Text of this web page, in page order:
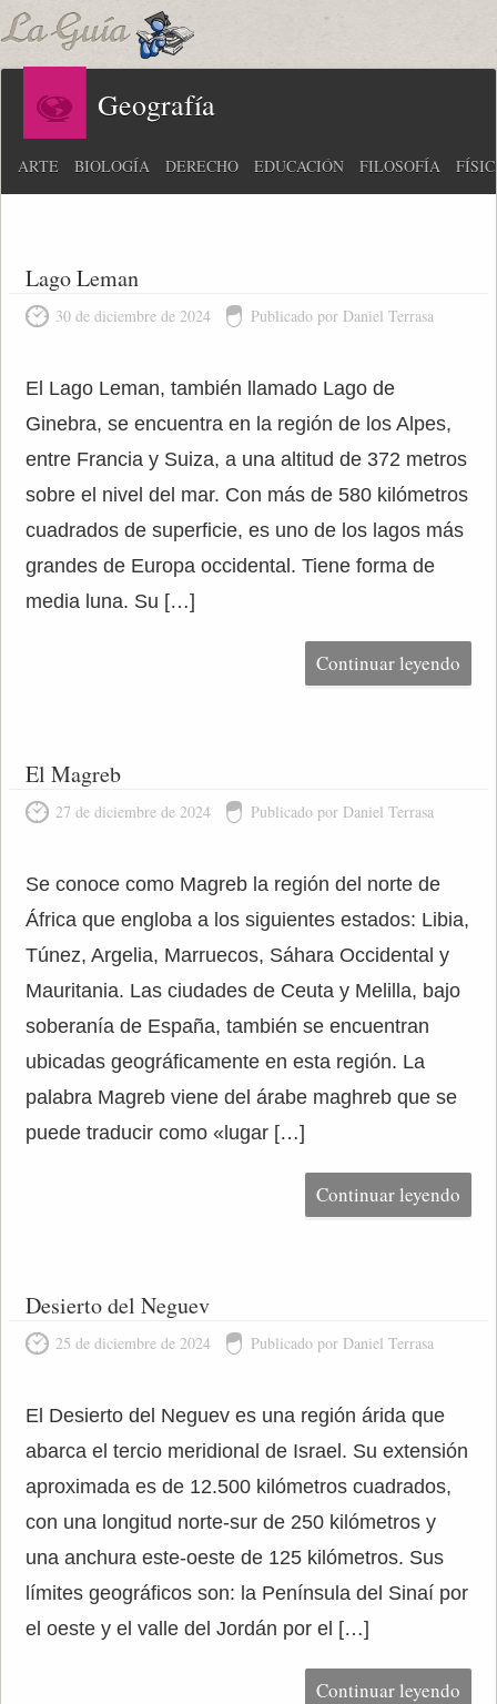
Geografía
ARTE BIOLOGÍA DERECHO EDUCACIÓN FILOSOFÍA
Lago Leman
30 de diciembre de 2024 Publicado por Daniel Terrasa
El Lago Leman, también llamado Lago de
Ginebra, se encuentra en la región de los Alpes,
entre Francia y Suiza, a una altitud de 372 metros
sobre el nivel del mar. Con más de 580 kilómetros
cuadrados de superficie, es uno de los lagos más
grandes de Europa occidental. Tiene forma de
media luna. Su […]
Continuar leyendo
El Magreb
27 de diciembre de 2024 Publicado por Daniel Terrasa
Se conoce como Magreb la región del norte de
África que engloba a los siguientes estados: Libia,
Túnez, Argelia, Marruecos, Sáhara Occidental y
Mauritania. Las ciudades de Ceuta y Melilla, bajo
soberanía de España, también se encuentran
ubicadas geográficamente en esta región. La
palabra Magreb viene del árabe maghreb que se
puede traducir como «lugar […]
Continuar leyendo
Desierto del Neguev
25 de diciembre de 2024 Publicado por Daniel Terrasa
El Desierto del Neguev es una región árida que
abarca el tercio meridional de Israel. Su extensión
aproximada es de 12.500 kilómetros cuadrados,
con una longitud norte-sur de 250 kilómetros y
una anchura este-oeste de 125 kilómetros. Sus
límites geográficos son: la Península del Sinaí por
el oeste y el valle del Jordán por el […]
Continuar leyendo